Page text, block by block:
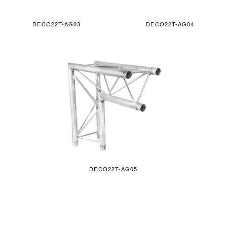
DECO22T-AG03 DECO22T-AG04
DECO22T-AG05